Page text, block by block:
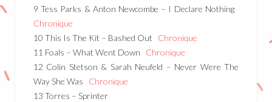
9 Tess Parks & Anton Newcombe – I Declare Nothing
Chronique
10 This Is The Kit – Bashed Out Chronique
11 Foals – What Went Down Chronique
12 Colin Stetson & Sarah Neufeld – Never Were The
Way She Was Chronique
13 Torres – Sprinter